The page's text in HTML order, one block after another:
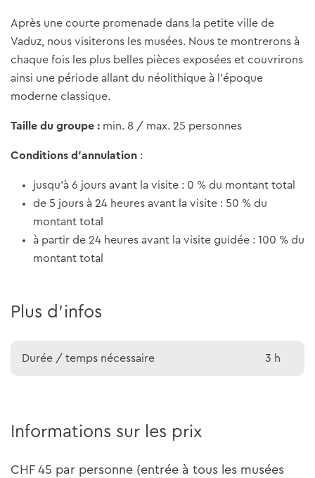
Après une courte promenade dans la petite ville de
Vaduz, nous visiterons les musées. Nous te montrerons à
chaque fois les plus belles pièces exposées et couvrirons
ainsi une période allant du néolithique à l'époque
moderne classique.
Taille du groupe : min. 8 / max. 25 personnes
Conditions d'annulation :
jusqu'à 6 jours avant la visite : 0 % du montant total
de 5 jours à 24 heures avant la visite : 50 % du
montant total
à partir de 24 heures avant la visite guidée : 100 % du
montant total
Plus d'infos
Durée / temps nécessaire 3 h
Informations sur les prix
CHF 45 par personne (entrée à tous les musées